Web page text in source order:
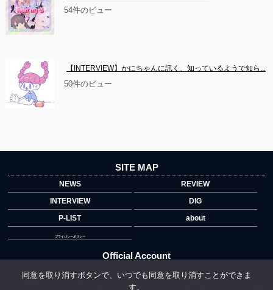
54件のビュー
【INTERVIEW】かにちゃんに訊く、知っているようで知ら...
50件のビュー
SITE MAP
NEWS
REVIEW
INTERVIEW
DIG
P-LIST
about
プライバシーポリシー
Official Account
同意を取り消すボタンで、いつでも同意を取り消すことができま
す。